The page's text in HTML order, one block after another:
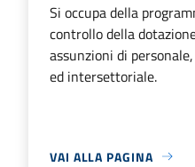
Si occupa della
controllo della
assunzioni di
ed intersettoriale.
VAI ALLA PAGINA